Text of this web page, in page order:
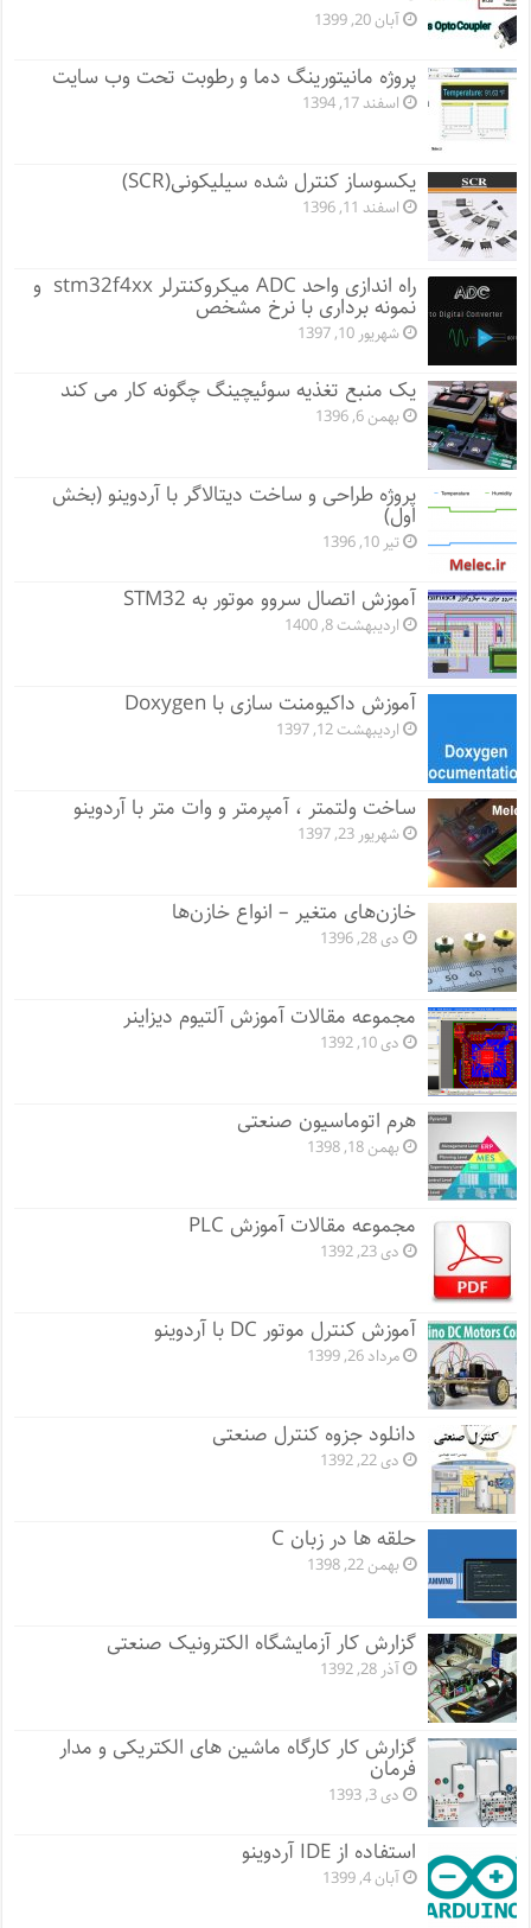
آبان 20, 1399
پروژه مانيتورينگ دما و رطوبت تحت وب سایت
اسفند 17, 1394
یکسوساز کنترل شده سیلیکونی(SCR)
اسفند 11, 1396
راه اندازی واحد ADC میکروکنترلر stm32f4xx و
نمونه برداری با نرخ مشخص
شهریور 10, 1397
یک منبع تغذیه سوئیچینگ چگونه کار می کند
بهمن 6, 1396
پروژه طراحی و ساخت دیتالاگر با آردوینو (بخش
اول)
تیر 10, 1396
آموزش اتصال سروو موتور به STM32
اردیبهشت 8, 1400
آموزش داکیومنت سازی با Doxygen
اردیبهشت 12, 1397
ساخت ولتمتر ، آمپرمتر و وات متر با آردوینو
شهریور 23, 1397
خازن‌های متغیر – انواع خازن‌ها
دی 28, 1396
مجموعه مقالات آموزش آلتیوم دیزاینر
دی 10, 1392
هرم اتوماسیون صنعتی
بهمن 18, 1398
مجموعه مقالات آموزش PLC
دی 23, 1392
آموزش کنترل موتور DC با آردوینو
مرداد 26, 1399
دانلود جزوه کنترل صنعتی
دی 22, 1392
حلقه ها در زبان C
بهمن 22, 1398
گزارش کار آزمایشگاه الکترونیک صنعتی
آذر 28, 1392
گزارش کار کارگاه ماشین های الکتریکی و مدار
فرمان
دی 3, 1393
استفاده از IDE آردوینو
آبان 4, 1399